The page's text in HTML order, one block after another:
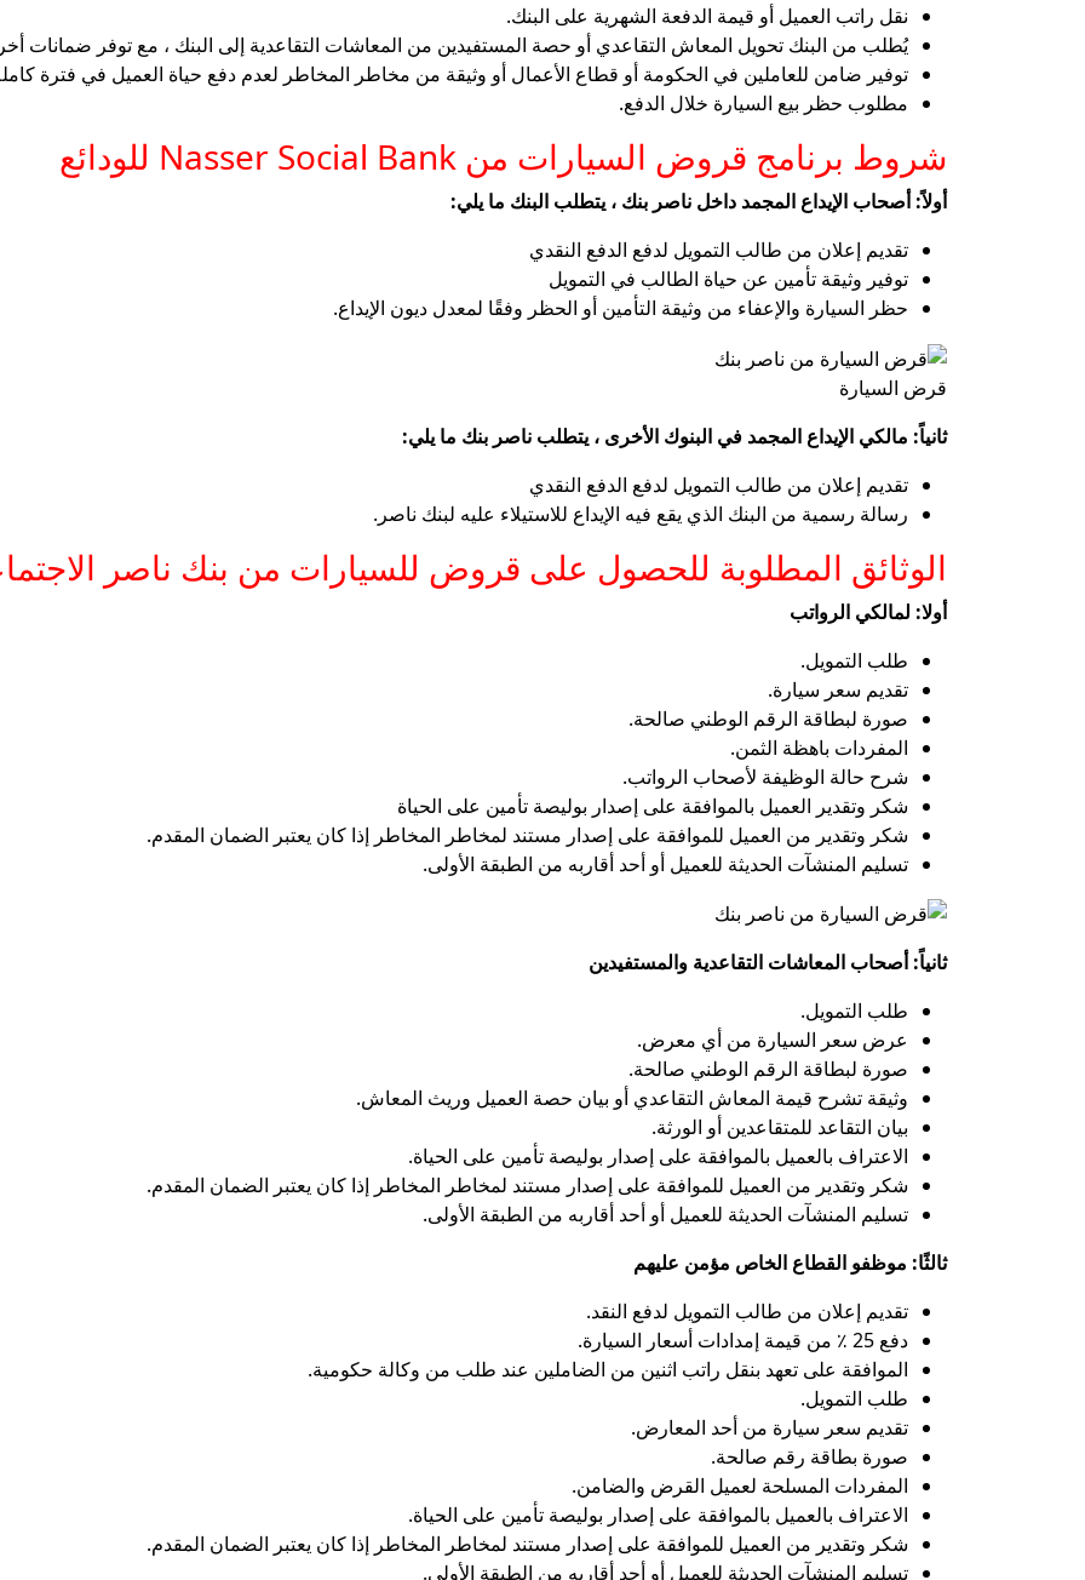
نقل راتب العميل أو قيمة الدفعة الشهرية على البنك.
يُطلب من البنك تحويل المعاش التقاعدي أو حصة المستفيدين من المعاشات التقاعدية إلى البنك ، مع توفر
توفير ضامن للعاملين في الحكومة أو قطاع الأعمال أو وثيقة من مخاطر المخاطر لعدم دفع حياة العميل في فترة
مطلوب حظر بيع السيارة خلال الدفع.
شروط برنامج قروض السيارات من Nasser Social Bank للودائع
أولاً: أصحاب الإيداع المجمد داخل ناصر بنك ، يتطلب البنك ما يلي:
تقديم إعلان من طالب التمويل لدفع الدفع النقدي
توفير وثيقة تأمين عن حياة الطالب في التمويل
حظر السيارة والإعفاء من وثيقة التأمين أو الحظر وفقًا لمعدل ديون الإيداع.
قرض السيارة
ثانياً: مالكي الإيداع المجمد في البنوك الأخرى ، يتطلب ناصر بنك ما يلي:
تقديم إعلان من طالب التمويل لدفع الدفع النقدي
رسالة رسمية من البنك الذي يقع فيه الإيداع للاستيلاء عليه لبنك ناصر.
الوثائق المطلوبة للحصول على قروض للسيارات من بنك ناصر
أولا: لمالكي الرواتب
طلب التمويل.
تقديم سعر سيارة.
صورة لبطاقة الرقم الوطني صالحة.
المفردات باهظة الثمن.
شرح حالة الوظيفة لأصحاب الرواتب.
شكر وتقدير العميل بالموافقة على إصدار بوليصة تأمين على الحياة
شكر وتقدير من العميل للموافقة على إصدار مستند لمخاطر المخاطر إذا كان يعتبر الضمان المقدم.
تسليم المنشآت الحديثة للعميل أو أحد أقاربه من الطبقة الأولى.
ثانياً: أصحاب المعاشات التقاعدية والمستفيدين
طلب التمويل.
عرض سعر السيارة من أي معرض.
صورة لبطاقة الرقم الوطني صالحة.
وثيقة تشرح قيمة المعاش التقاعدي أو بيان حصة العميل وريث المعاش.
بيان التقاعد للمتقاعدين أو الورثة.
الاعتراف بالعميل بالموافقة على إصدار بوليصة تأمين على الحياة.
شكر وتقدير من العميل للموافقة على إصدار مستند لمخاطر المخاطر إذا كان يعتبر الضمان المقدم.
تسليم المنشآت الحديثة للعميل أو أحد أقاربه من الطبقة الأولى.
ثالثًا: موظفو القطاع الخاص مؤمن عليهم
تقديم إعلان من طالب التمويل لدفع النقد.
دفع 25 ٪ من قيمة إمدادات أسعار السيارة.
الموافقة على تعهد بنقل راتب اثنين من الضاملين عند طلب من وكالة حكومية.
طلب التمويل.
تقديم سعر سيارة من أحد المعارض.
صورة بطاقة رقم صالحة.
المفردات المسلحة لعميل القرض والضامن.
الاعتراف بالعميل بالموافقة على إصدار بوليصة تأمين على الحياة.
شكر وتقدير من العميل للموافقة على إصدار مستند لمخاطر المخاطر إذا كان يعتبر الضمان المقدم.
تسليم المنشآت الحديثة للعميل أو أحد أقاربه من الطبقة الأولى.